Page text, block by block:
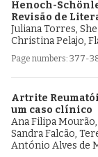
Henoch-
Revisão de
Juliana Torres,
Christina Pelajo,
Page numbers: 377-
Artrite
um caso clínico
Ana Filipa
Sandra Falcão,
António Alves de